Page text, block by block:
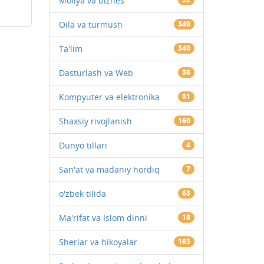
Oila va turmush 340
Ta'lim 340
Dasturlash va Web 36
Kompyuter va elektronika 81
Shaxsiy rivojlanish 160
Dunyo tillari 4
San'at va madaniy hordiq 7
o'zbek tilida 63
Ma'rifat va Islom dinni 18
Sherlar va hikoyalar 163